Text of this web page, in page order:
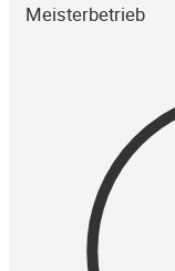
Meisterbetrieb